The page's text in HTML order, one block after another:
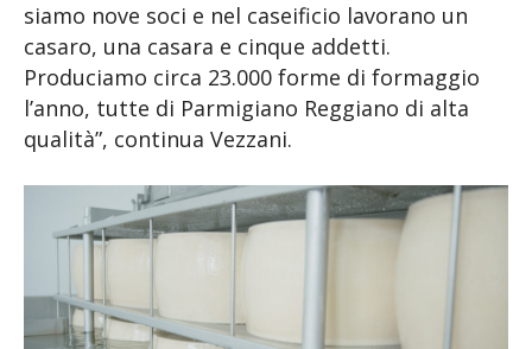
siamo nove soci e nel caseificio lavorano un
casaro, una casara e cinque addetti.
Produciamo circa 23.000 forme di formaggio
l’anno, tutte di Parmigiano Reggiano di alta
qualità”, continua Vezzani.